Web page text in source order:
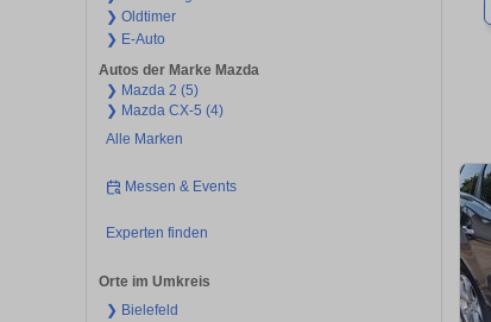
❯ Oldtimer
❯ E-Auto
Autos der Marke Mazda
❯ Mazda 2 (5)
❯ Mazda CX-5 (4)
Alle Marken
Messen & Events
Experten finden
Orte im Umkreis
❯ Bielefeld